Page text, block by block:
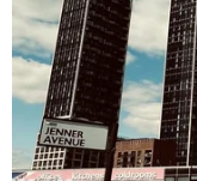
Ngày 3/6, quân
kích nhằm vào
động vận
Đông Thái
thiệt mạng.